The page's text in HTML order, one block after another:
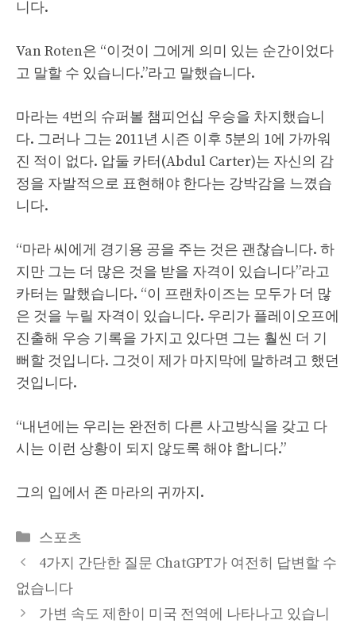
니다.
Van Roten은 “이것이 그에게 의미 있는 순간이었다
고 말할 수 있습니다.”라고 말했습니다.
마라는 4번의 슈퍼볼 챔피언십 우승을 차지했습니
다. 그러나 그는 2011년 시즌 이후 5분의 1에 가까워
진 적이 없다. 압둘 카터(Abdul Carter)는 자신의 감
정을 자발적으로 표현해야 한다는 강박감을 느꼈습
니다.
“마라 씨에게 경기용 공을 주는 것은 괜찮습니다. 하
지만 그는 더 많은 것을 받을 자격이 있습니다”라고
카터는 말했습니다. “이 프랜차이즈는 모두가 더 많
은 것을 누릴 자격이 있습니다. 우리가 플레이오프에
진출해 우승 기록을 가지고 있다면 그는 훨씬 더 기
뻐할 것입니다. 그것이 제가 마지막에 말하려고 했던
것입니다.
“내년에는 우리는 완전히 다른 사고방식을 갖고 다
시는 이런 상황이 되지 않도록 해야 합니다.”
그의 입에서 존 마라의 귀까지.
Categories
스포츠
4가지 간단한 질문 ChatGPT가 여전히 답변할 수
없습니다
가변 속도 제한이 미국 전역에 나타나고 있습니